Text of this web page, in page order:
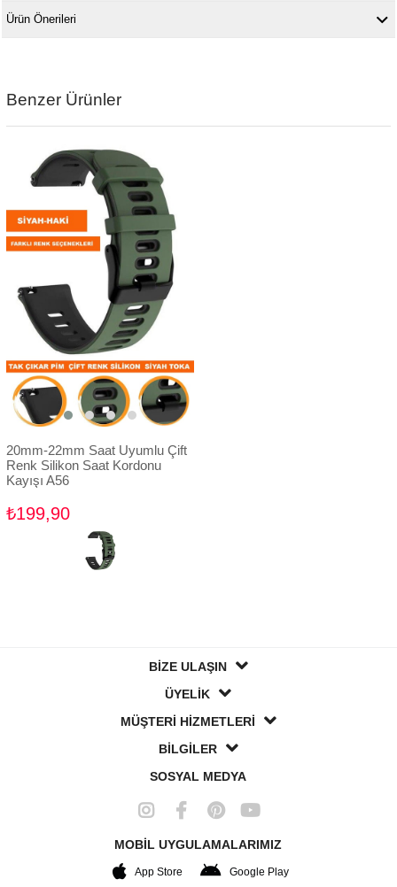
Ürün Önerileri
Benzer Ürünler
20mm-22mm Saat Uyumlu Çift
Renk Silikon Saat Kordonu
Kayışı A56
₺199,90
BİZE ULAŞIN
ÜYELİK
MÜŞTERİ HİZMETLERİ
BİLGİLER
SOSYAL MEDYA
MOBİL UYGULAMALARIMIZ
App Store Google Play